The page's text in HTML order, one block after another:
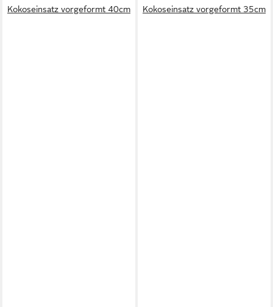
Kokoseinsatz vorgeformt 40cm
Kokoseinsatz vorgeformt 35cm